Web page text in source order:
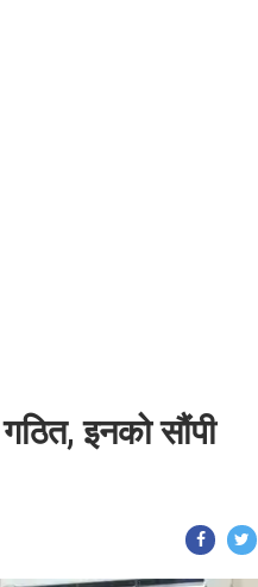
इनको सौंपी